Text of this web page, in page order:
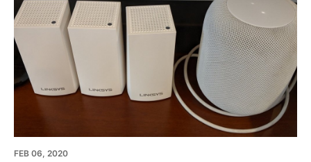
FEB 06, 2020